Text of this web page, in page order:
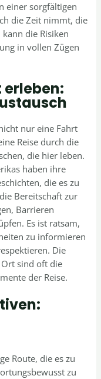
einer sorgfältigen
die Zeit nimmt, die
die Risiken
in vollen Zügen
nur eine Fahrt
Reise durch die
die hier leben.
haben ihre
die es zu
Bereitschaft zur
Barrieren
Es ist ratsam,
zu informieren
Die
sind oft die
der Reise.
Route, die es zu
zu